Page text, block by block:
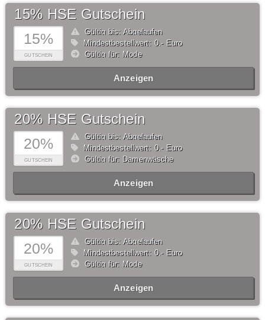
15%
GUTSCHEIN
15% HSE Gutschein
Gültig bis: Abgelaufen
Mindestbestellwert: 0,- Euro
Gültig für: Mode
Anzeigen
20%
GUTSCHEIN
20% HSE Gutschein
Gültig bis: Abgelaufen
Mindestbestellwert: 0,- Euro
Gültig für: Damenwäsche
Anzeigen
20%
GUTSCHEIN
20% HSE Gutschein
Gültig bis: Abgelaufen
Mindestbestellwert: 0,- Euro
Gültig für: Mode
Anzeigen